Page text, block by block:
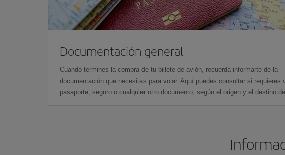
Documentación general
Cuando termines la compra de tu billete de avión, recuerda informarte de la
documentación que necesitas para volar. Aquí puedes consultar si requieres
pasaporte, seguro o cualquier otro documento, según el origen y el destino